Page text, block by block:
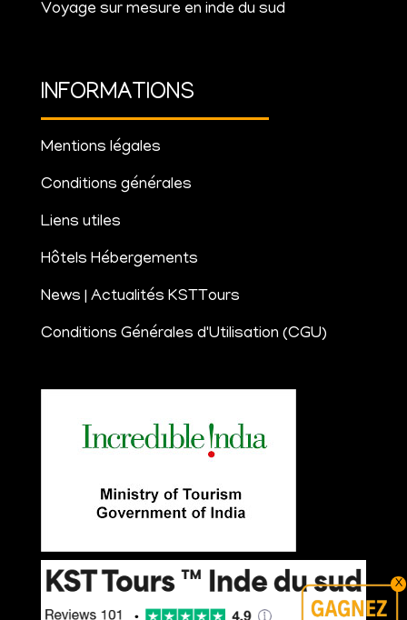
X
Voyage sur mesure en inde du sud
INFORMATIONS
Mentions légales
Conditions générales
Liens utiles
Hôtels Hébergements
News | Actualités KSTTours
Conditions Générales d'Utilisation (CGU)